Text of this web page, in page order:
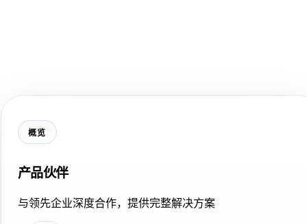
概览
产品伙伴
与领先企业深度合作，提供完整解决方案